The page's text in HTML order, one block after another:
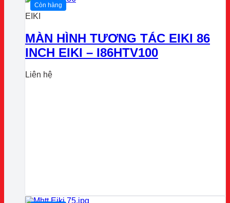
Còn hàng
EIKI
MÀN HÌNH TƯƠNG TÁC EIKI 86
INCH EIKI – I86HTV100
Liên hệ